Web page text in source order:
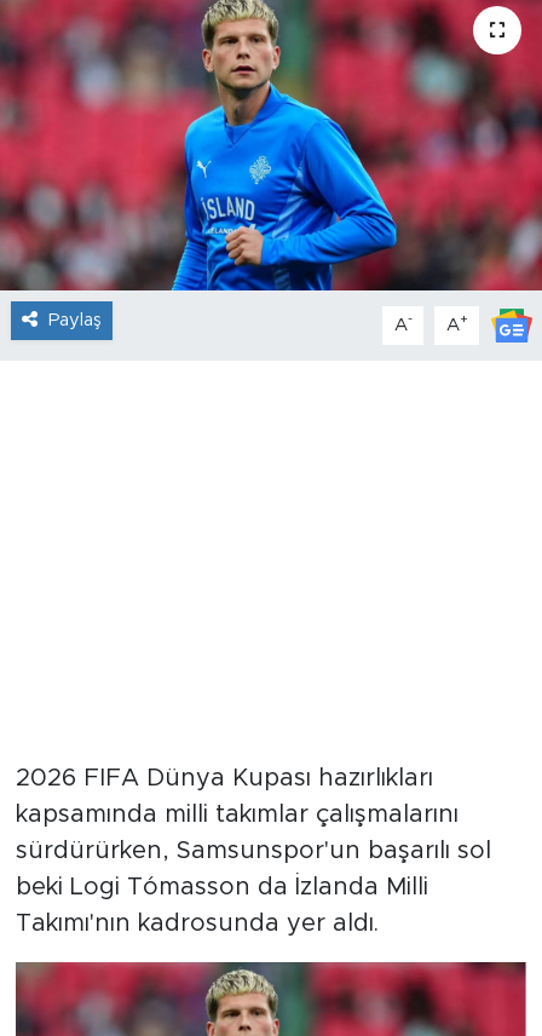
Paylaş A- A+
2026 FIFA Dünya Kupası hazırlıkları
kapsamında milli takımlar çalışmalarını
sürdürürken, Samsunspor'un başarılı sol
beki Logi Tómasson da İzlanda Milli
Takımı'nın kadrosunda yer aldı.